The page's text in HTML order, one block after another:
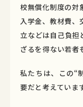
校無償化制度の対
入学金、教材費、
立などは自己負担
ざるを得ない若者
私たちは、この“
要だと考えています